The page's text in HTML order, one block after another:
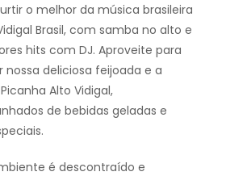
o melhor da música brasileira
Brasil, com samba no alto e
hits com DJ. Aproveite para
nossa deliciosa feijoada e a
Alto Vidigal,
de bebidas geladas e
é descontraído e